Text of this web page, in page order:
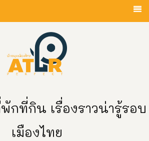
กที่กิน เรื่องราวน่ารู้รอบ
เมืองไทย